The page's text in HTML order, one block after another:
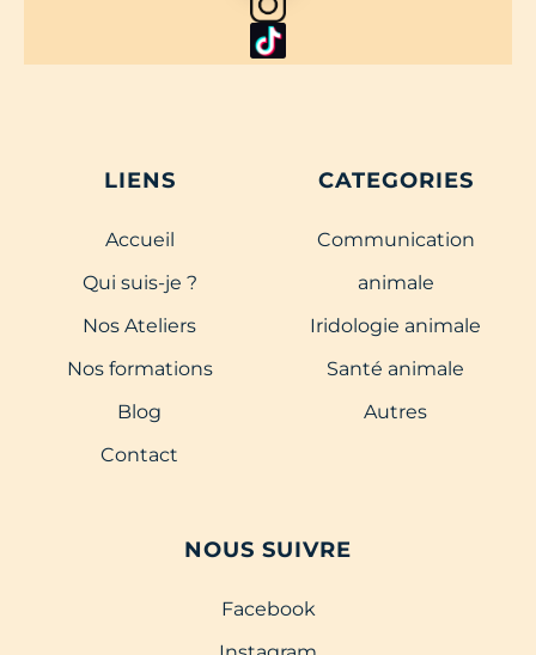
LIENS
Accueil
Qui suis-je ?
Nos Ateliers
Nos formations
Blog
Contact
CATEGORIES
Communication
animale
Iridologie animale
Santé animale
Autres
NOUS SUIVRE
Facebook